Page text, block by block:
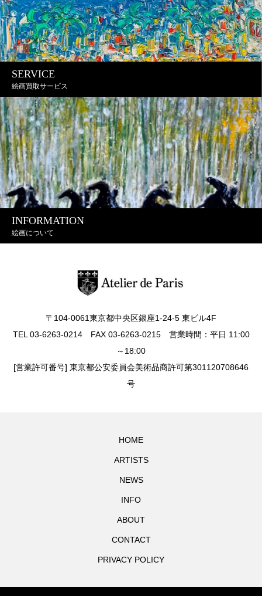
SERVICE
絵画買取サービス
INFORMATION
絵画について
〒104-0061東京都中央区銀座1-24-5 東ビル4F
TEL 03-6263-0214 FAX 03-6263-0215 営業時間：平日 11:00
～18:00
[営業許可番号] 東京都公安委員会美術品商許可第301120708646
号
HOME
ARTISTS
NEWS
INFO
ABOUT
CONTACT
PRIVACY POLICY